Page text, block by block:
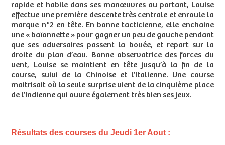
rapide et habile dans ses manœuvres au portant, Louise
effectue une première descente très centrale et enroule la
marque n°2 en tête. En bonne tacticienne, elle enchaine
une « baïonnette » pour gagner un peu de gauche pendant
que ses adversaires passent la bouée, et repart sur la
droite du plan d’eau. Bonne observatrice des forces du
vent, Louise se maintient en tête jusqu’à la fin de la
course, suivi de la Chinoise et l’Italienne. Une course
maitrisait où la seule surprise vient de la cinquième place
de l’Indienne qui ouvre également très bien ses jeux.
Résultats des courses du Jeudi 1er Aout :